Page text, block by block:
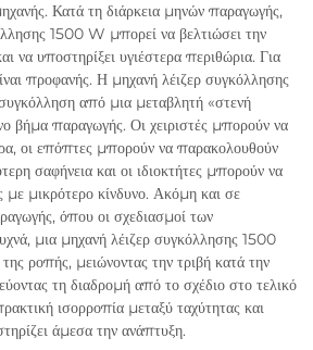
Κατά τη διάρκεια μηνών παραγωγής,
1500 W μπορεί να βελτιώσει την
να υποστηρίξει υγιέστερα περιθώρια. Για
προφανής. Η μηχανή λέιζερ συγκόλλησης
από μια μεταβλητή «στενή
βήμα παραγωγής. Οι χειριστές μπορούν να
οι επόπτες μπορούν να παρακολουθούν
σαφήνεια και οι ιδιοκτήτες μπορούν να
με μικρότερο κίνδυνο. Ακόμη και σε
όπου οι σχεδιασμοί των
μια μηχανή λέιζερ συγκόλλησης 1500
ροπής, μειώνοντας την τριβή κατά την
τη διαδρομή από το σχέδιο στο τελικό
ισορροπία μεταξύ ταχύτητας και
άμεσα την ανάπτυξη.